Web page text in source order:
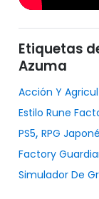
Etiquetas
Azuma
Acción Y
Estilo Rune
PS5, RPG
Factory
Simulador De